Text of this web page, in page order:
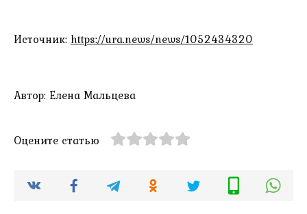
Источник: https://ura.news/news/1052434320
Автор: Елена Мальцева
Оцените статью